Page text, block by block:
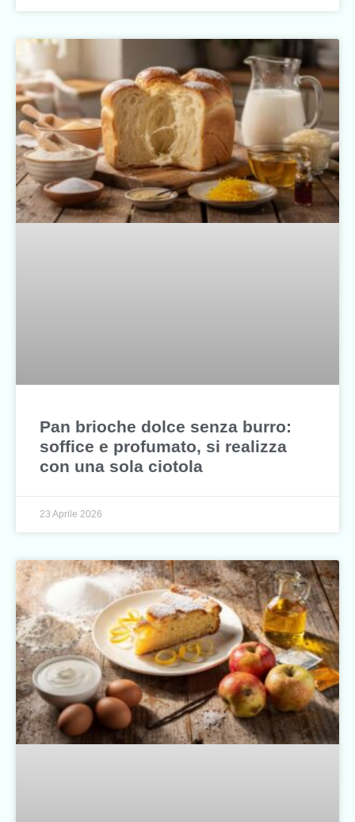
Pan brioche dolce senza burro:
soffice e profumato, si realizza
con una sola ciotola
23 Aprile 2026